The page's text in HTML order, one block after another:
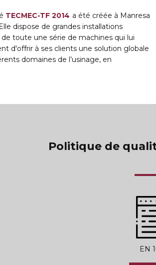
TECMEC-TF 2014 a été créée à Manresa
dispose de grandes installations
toute une série de machines qui lui
d'offrir à ses clients une solution globale
domaines de l’usinage, en
minimisant les délais de livraison et les coûts de
Politique de
EN